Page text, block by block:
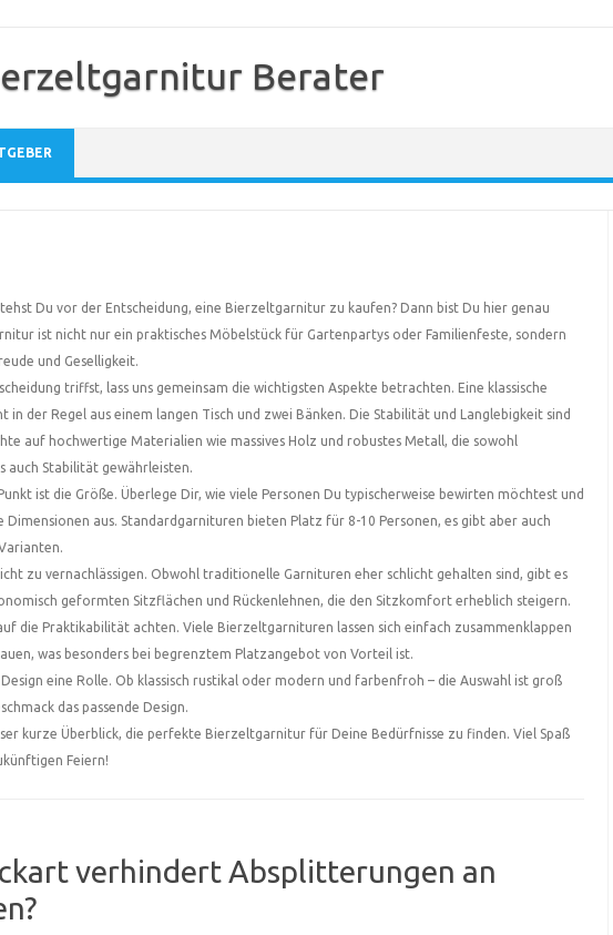
Berater
Du vor der Entscheidung, eine Bierzeltgarnitur zu kaufen? Dann bist Du hier genau
ist nicht nur ein praktisches Möbelstück für Gartenpartys oder Familienfeste, sondern
und Geselligkeit.
triffst, lass uns gemeinsam die wichtigsten Aspekte betrachten. Eine klassische
der Regel aus einem langen Tisch und zwei Bänken. Die Stabilität und Langlebigkeit sind
auf hochwertige Materialien wie massives Holz und robustes Metall, die sowohl
auch Stabilität gewährleisten.
ist die Größe. Überlege Dir, wie viele Personen Du typischerweise bewirten möchtest und
Dimensionen aus. Standardgarnituren bieten Platz für 8-10 Personen, es gibt aber auch
zu vernachlässigen. Obwohl traditionelle Garnituren eher schlicht gehalten sind, gibt es
geformten Sitzflächen und Rückenlehnen, die den Sitzkomfort erheblich steigern.
die Praktikabilität achten. Viele Bierzeltgarnituren lassen sich einfach zusammenklappen
was besonders bei begrenztem Platzangebot von Vorteil ist.
eine Rolle. Ob klassisch rustikal oder modern und farbenfroh – die Auswahl ist groß
das passende Design.
kurze Überblick, die perfekte Bierzeltgarnitur für Deine Bedürfnisse zu finden. Viel Spaß
Feiern!
verhindert Absplitterungen an